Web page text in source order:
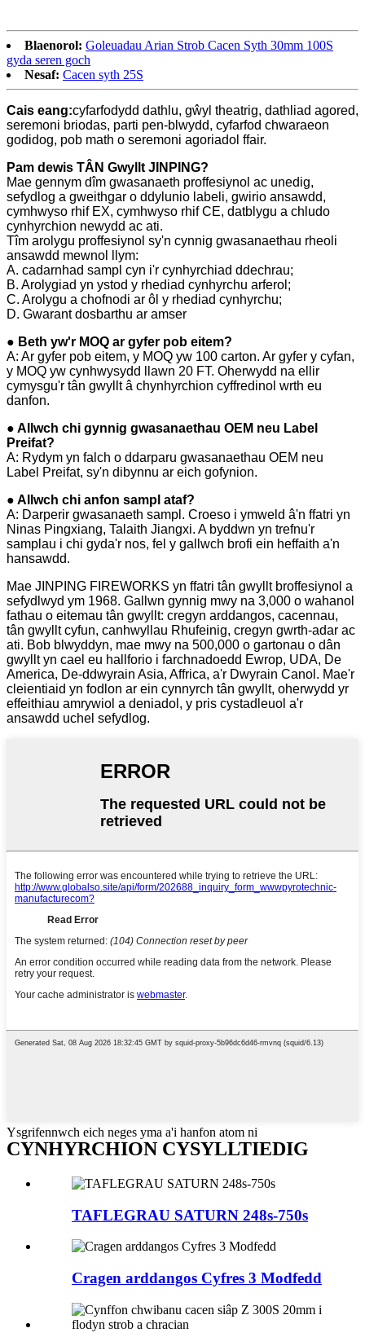
Blaenorol: Goleuadau Arian Strob Cacen Syth 30mm 100S
gyda seren goch
Nesaf: Cacen syth 25S
Cais eang:cyfarfodydd dathlu, gŵyl theatrig, dathliad agored,
seremoni briodas, parti pen-blwydd, cyfarfod chwaraeon
godidog, pob math o seremoni agoriadol ffair.
Pam dewis TÂN Gwyllt JINPING?
Mae gennym dîm gwasanaeth proffesiynol ac unedig,
sefydlog a gweithgar o ddylunio labeli, gwirio ansawdd,
cymhwyso rhif EX, cymhwyso rhif CE, datblygu a chludo
cynhyrchion newydd ac ati.
Tîm arolygu proffesiynol sy'n cynnig gwasanaethau rheoli
ansawdd mewnol llym:
A. cadarnhad sampl cyn i'r cynhyrchiad ddechrau;
B. Arolygiad yn ystod y rhediad cynhyrchu arferol;
C. Arolygu a chofnodi ar ôl y rhediad cynhyrchu;
D. Gwarant dosbarthu ar amser
● Beth yw'r MOQ ar gyfer pob eitem?
A: Ar gyfer pob eitem, y MOQ yw 100 carton. Ar gyfer y cyfan,
y MOQ yw cynhwysydd llawn 20 FT. Oherwydd na ellir
cymysgu'r tân gwyllt â chynhyrchion cyffredinol wrth eu
danfon.
● Allwch chi gynnig gwasanaethau OEM neu Label
Preifat?
A: Rydym yn falch o ddarparu gwasanaethau OEM neu
Label Preifat, sy'n dibynnu ar eich gofynion.
● Allwch chi anfon sampl ataf?
A: Darperir gwasanaeth sampl. Croeso i ymweld â'n ffatri yn
Ninas Pingxiang, Talaith Jiangxi. A byddwn yn trefnu'r
samplau i chi gyda'r nos, fel y gallwch brofi ein heffaith a'n
hansawdd.
Mae JINPING FIREWORKS yn ffatri tân gwyllt broffesiynol a
sefydlwyd ym 1968. Gallwn gynnig mwy na 3,000 o wahanol
fathau o eitemau tân gwyllt: cregyn arddangos, cacennau,
tân gwyllt cyfun, canhwyllau Rhufeinig, cregyn gwrth-adar ac
ati. Bob blwyddyn, mae mwy na 500,000 o gartonau o dân
gwyllt yn cael eu hallforio i farchnadoedd Ewrop, UDA, De
America, De-ddwyrain Asia, Affrica, a'r Dwyrain Canol. Mae'r
cleientiaid yn fodlon ar ein cynnyrch tân gwyllt, oherwydd yr
effeithiau amrywiol a deniadol, y pris cystadleuol a'r
ansawdd uchel sefydlog.
Ysgrifennwch eich neges yma a'i hanfon atom ni
CYNHYRCHION CYSYLLTIEDIG
TAFLEGRAU SATURN 248s-750s
Cragen arddangos Cyfres 3 Modfedd